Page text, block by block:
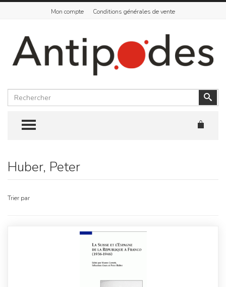
Mon compte Conditions générales de vente
Rechercher
TOGGLE MENU
Skip
content
Huber, Peter
Trier par